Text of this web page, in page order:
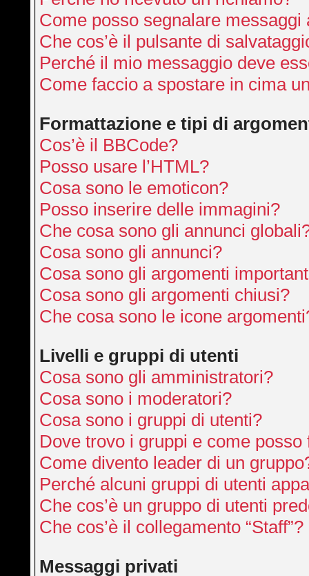
Come posso segnalare messaggi
Che cos’è il pulsante di
Perché il mio messaggio deve
Come faccio a spostare in cima
Formattazione e tipi di
Cos’è il BBCode?
Posso usare l’HTML?
Cosa sono le emoticon?
Posso inserire delle immagini?
Che cosa sono gli annunci
Cosa sono gli annunci?
Cosa sono gli argomenti
Cosa sono gli argomenti chiusi?
Che cosa sono le icone
Livelli e gruppi di utenti
Cosa sono gli amministratori?
Cosa sono i moderatori?
Cosa sono i gruppi di utenti?
Dove trovo i gruppi e come
Come divento leader di un
Perché alcuni gruppi di utenti
Che cos’è un gruppo di utenti
Che cos’è il collegamento “Staff”?
Messaggi privati